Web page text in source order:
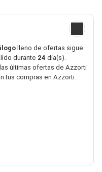
lleno de ofertas sigue
durante 24 día(s).
últimas ofertas de Azzorti
tus compras en Azzorti.